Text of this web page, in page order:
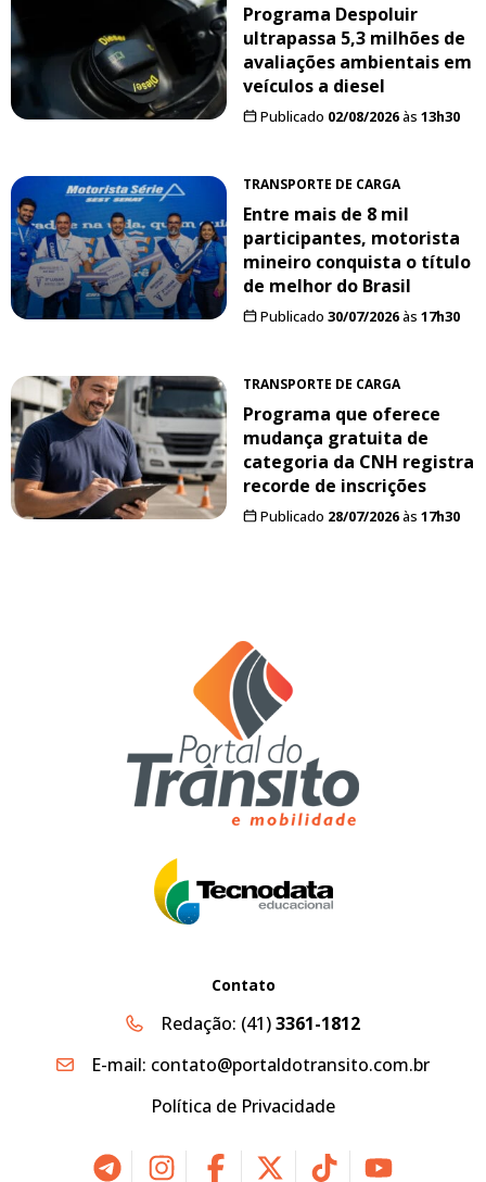
Programa Despoluir
ultrapassa 5,3 milhões de
avaliações ambientais em
veículos a diesel
Publicado 02/08/2026às 13h30
TRANSPORTE DE CARGA
Entre mais de 8 mil
participantes, motorista
mineiro conquista o título
de melhor do Brasil
Publicado 30/07/2026às 17h30
TRANSPORTE DE CARGA
Programa que oferece
mudança gratuita de
categoria da CNH registra
recorde de inscrições
Publicado 28/07/2026às 17h30
Contato
Redação: (41)3361-1812
E-mail: contato@portaldotransito.com.br
Política de Privacidade